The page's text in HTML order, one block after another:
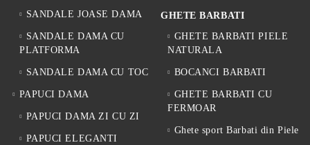
SANDALE JOASE DAMA
SANDALE DAMA CU
PLATFORMA
SANDALE DAMA CU TOC
PAPUCI DAMA
PAPUCI DAMA ZI CU ZI
PAPUCI ELEGANTI
GHETE BARBATI
GHETE BARBATI PIELE
NATURALA
BOCANCI BARBATI
GHETE BARBATI CU
FERMOAR
Ghete sport Barbati din Piele